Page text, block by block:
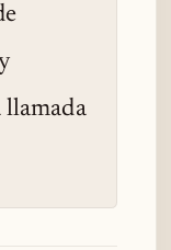
llamada